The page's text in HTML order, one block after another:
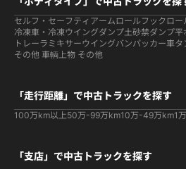
セルフ・セーフティ アームロールフックロー
冷凍車・冷凍ウイングダンプ土砂禁ダンプ平
トレーラ ミキサーウイングバンパッカー車タ
その他 車輌 上物 その他
「走行距離」で中古トラックを探す
100万km以上50万-99万km10万-49万km1
「支店」で中古トラックを探す